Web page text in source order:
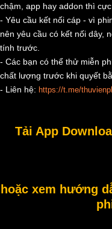
chậm, app hay addon thì
- Yêu cầu kết nối cáp - vì
nên yêu cầu có kết nối dây,
tính trước.
- Các bạn có thể thử miễn
chất lượng trước khi quyết
- Liên hệ: https://t.me/
Tải App
hoặc xem hướng